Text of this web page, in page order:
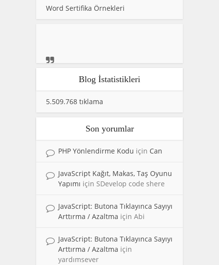
Word Sertifika Örnekleri
Blog İstatistikleri
5.509.768 tıklama
Son yorumlar
PHP Yönlendirme Kodu için Can
JavaScript Kağıt, Makas, Taş Oyunu
Yapımı için SDevelop code shere
JavaScript: Butona Tıklayınca Sayıyı
Arttırma / Azaltma için Abi
JavaScript: Butona Tıklayınca Sayıyı
Arttırma / Azaltma için
yardımsever